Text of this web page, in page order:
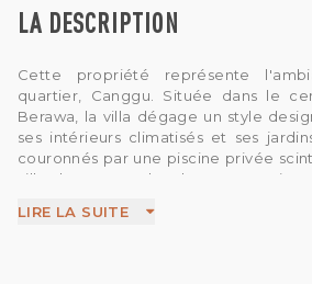
LA DESCRIPTION
Cette propriété représente
quartier, Canggu. Située dans le
Berawa, la villa dégage un style
ses intérieurs climatisés et ses
couronnés par une piscine privée
villa de quatre chambres construite
sont climatisés et peuvent être
LIRE LA SUITE